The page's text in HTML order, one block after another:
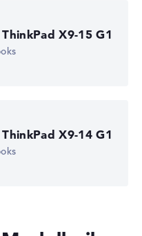
X9-15 G1
X9-14 G1